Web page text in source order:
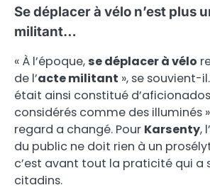
Se déplacer à vélo n’est plus
militant…
« À l’époque, se déplacer à vélo
de l’acte militant », se souvient-
était ainsi constitué
considérés comme des illuminés
regard a changé. Pour Karsenty,
du public ne doit rien à un
c’est avant tout la praticité qui a
citadins.